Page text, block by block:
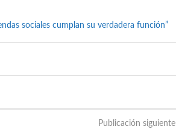
sociales cumplan su verdadera función”
Publicación siguiente